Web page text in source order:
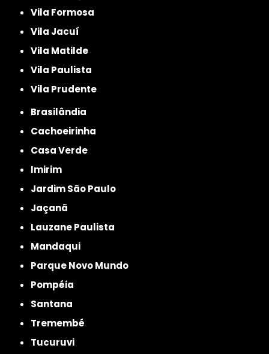
Vila Formosa
Vila Jacuí
Vila Matilde
Vila Paulista
Vila Prudente
Brasilândia
Cachoeirinha
Casa Verde
Imirim
Jardim São Paulo
Jaçanã
Lauzane Paulista
Mandaqui
Parque Novo Mundo
Pompéia
Santana
Tremembé
Tucuruvi